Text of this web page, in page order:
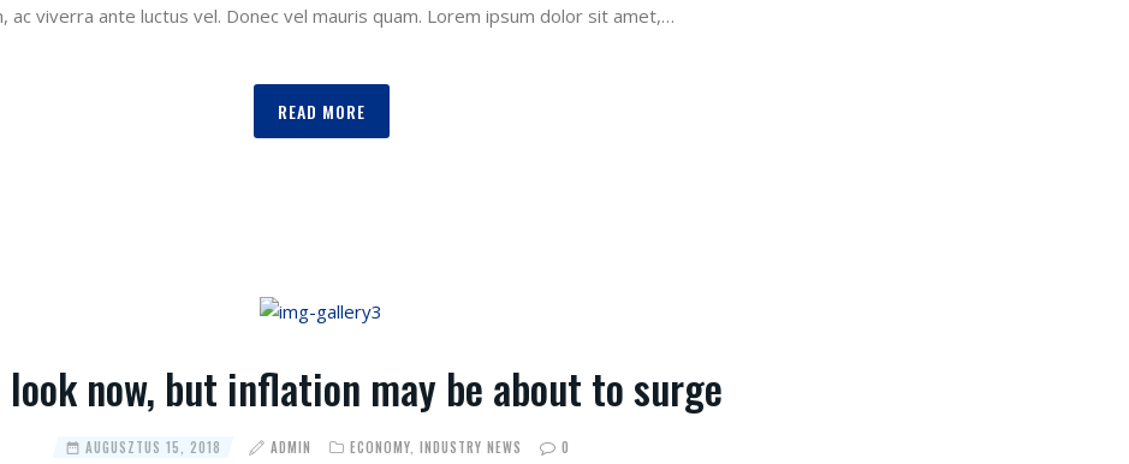
ac viverra ante luctus vel. Donec vel mauris quam. Lorem ipsum dolor sit amet,…
READ MORE
look now, but inflation may be about to surge
AUGUSZTUS 15, 2018 ADMIN ECONOMY, INDUSTRY NEWS 0